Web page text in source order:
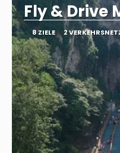
Fly & Drive
8 ZIELE 2